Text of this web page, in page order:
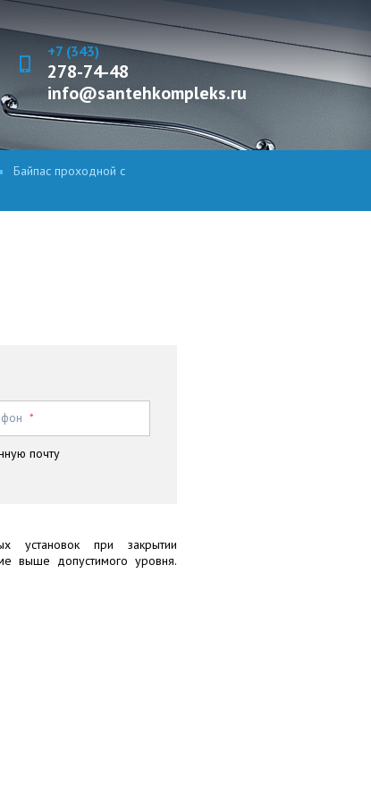
+7 (343)
278-74-48
info@santehkompleks.ru
Байпас проходной с
*
почту
установок при закрытии
выше допустимого уровня.